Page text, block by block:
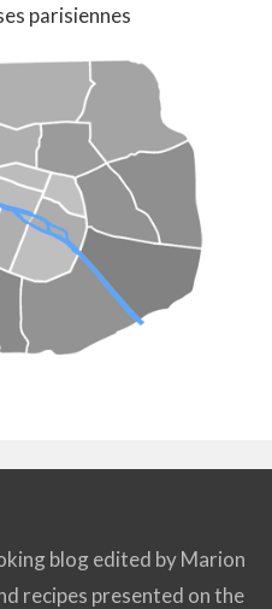
parisiennes
blog edited by Marion
recipes presented on the